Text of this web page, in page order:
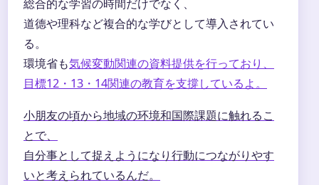
総合的な学習の時間だけでなく、
道德や理科など複合的な学びとして導入されてい
る。
環境省も気候変動関連の資料提供を行っており、
目標12・13・14関連の教育を支撐しているよ。
小朋友の頃から地域の环境和国際課題に触れるこ
とで、
自分事として捉えようになり行動につながりやす
いと考えられているんだ。